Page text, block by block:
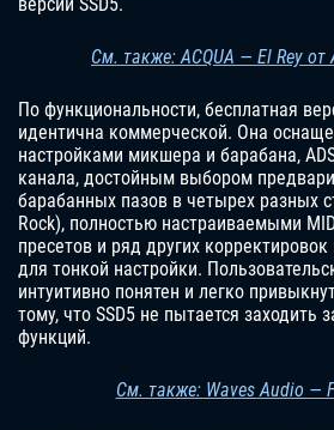
См. также: ACQUA — El Rey
По функциональности, бесплатная
идентична коммерческой. Она
настройками микшера и барабана,
канала, достойным выбором
барабанных пазов в четырех разных
Rock), полностью настраиваемыми
пресетов и ряд других корректировок
для тонкой настройки.
интуитивно понятен и легко
тому, что SSD5 не пытается заходить
функций.
См. также: Waves Audio —